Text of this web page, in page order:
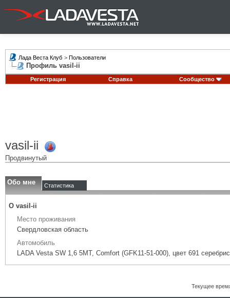
Лада Веста Клуб > Пользователи
Профиль vasil-ii
Регистрация Справка Сообщество
vasil-ii
Продвинутый
Обо мне Статистика
О vasil-ii
Место проживания
Свердловская область
Автомобиль
LADA Vesta SW 1,6 5МТ, Comfort (GFK11-51-000), цвет 691
Текущее